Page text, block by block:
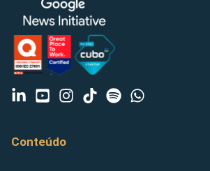
Conteúdo